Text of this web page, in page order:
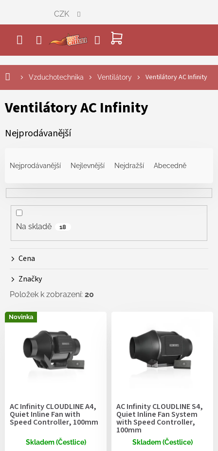
obsah
NÁKUPNÍ
KOŠÍK
CZK
Vzduchotechnika Ventilátory Ventilátory AC Infinity
Ventilátory AC Infinity
Nejprodávanější
e
n
Nejprodávanější Nejlevnější Nejdražší Abecedně
Na skladě 18
Cena
Značky
Položek k zobrazení: 20
V
ý
Novinka
AC Infinity CLOUDLINE A4,
Quiet Inline Fan with
Speed Controller, 100mm
Skladem (Čestlice)
AC Infinity CLOUDLINE S4,
Quiet Inline Fan System
with Speed Controller,
100mm
Skladem (Čestlice)